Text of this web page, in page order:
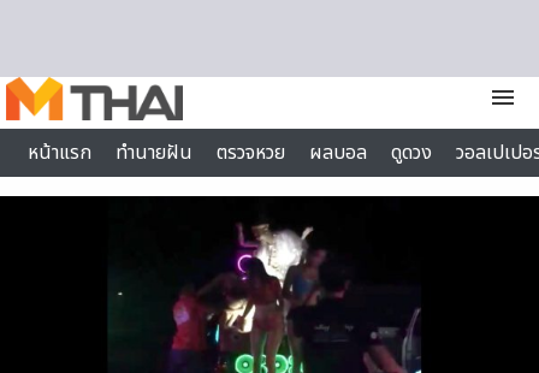
menu
หน้าแรก
ทำนายฝัน ตรวจหวย ผลบอล ดูดวง
วอลเปเป
ไลฟ์สไตล์